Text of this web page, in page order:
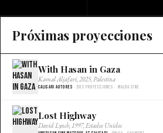
Próximas proyecciones
With Hasan in Gaza
Kamal Aljafari, 2025, Palestina
Caligari Autores · Dos proyecciones · Malba Cine
Lost Highway
David Lynch, 1997, Estados Unidos